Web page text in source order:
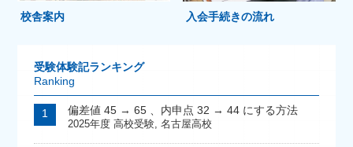
校舎案内 入会手続きの流れ
受験体験記ランキング
Ranking
偏差値 45 → 65 、内申点 32 → 44 にする方法
2025年度 高校受験, 名古屋高校